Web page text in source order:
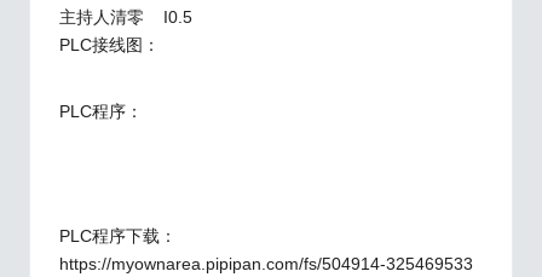
主持人清零 I0.5
PLC接线图：
PLC程序：
PLC程序下载：
https://myownarea.pipipan.com/fs/504914-325469533